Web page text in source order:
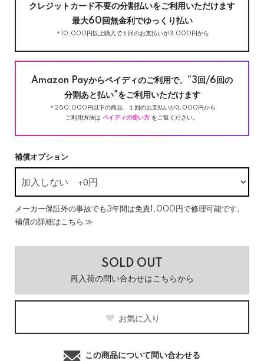
クレジットカード不要の分割払いをご利用いただけます
最大60回無金利でゆっくり払い
＊10,000円以上購入で１回のお支払いが3,000円から
Amazon Payからペイディのご利用で、"3回/6回の
分割あと払い"をご利用いただけます
＊250,000円以下の商品、１回のお支払いが3,000円から
ご利用方法は ペイディの使い方 をご覧ください。
補償オプション
メーカー保証外の事故でも3年間は免責1,000円で修理可能です。
補償の詳細はこちら ≫
SOLD OUT
再入荷の問い合わせはこちらから
お気に入り
この商品について問い合わせる